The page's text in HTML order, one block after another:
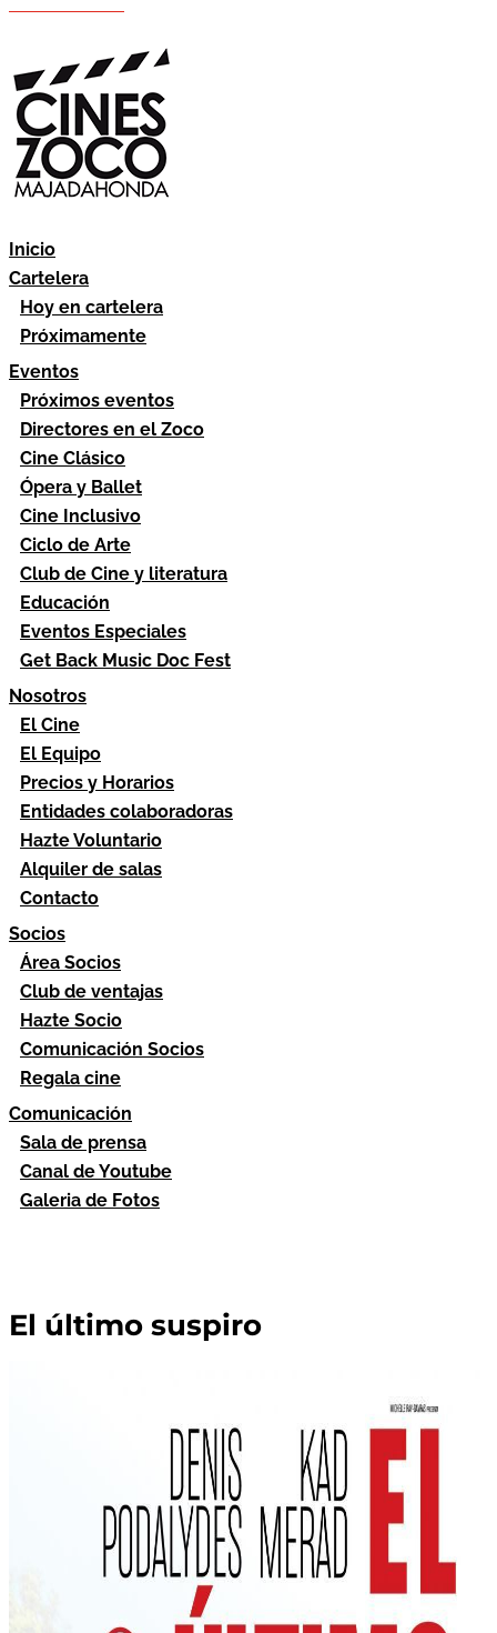
Inicio
Cartelera
Hoy en cartelera
Próximamente
Eventos
Próximos eventos
Directores en el Zoco
Cine Clásico
Ópera y Ballet
Cine Inclusivo
Ciclo de Arte
Club de Cine y literatura
Educación
Eventos Especiales
Get Back Music Doc Fest
Nosotros
El Cine
El Equipo
Precios y Horarios
Entidades colaboradoras
Hazte Voluntario
Alquiler de salas
Contacto
Socios
Área Socios
Club de ventajas
Hazte Socio
Comunicación Socios
Regala cine
Comunicación
Sala de prensa
Canal de Youtube
Galeria de Fotos
El último suspiro